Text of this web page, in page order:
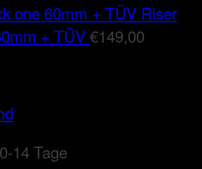
Riser
+ TÜV€149,00
14 Tage